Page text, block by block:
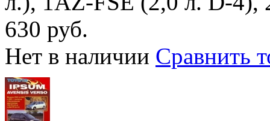
630 руб.
Нет в наличии Сравнить